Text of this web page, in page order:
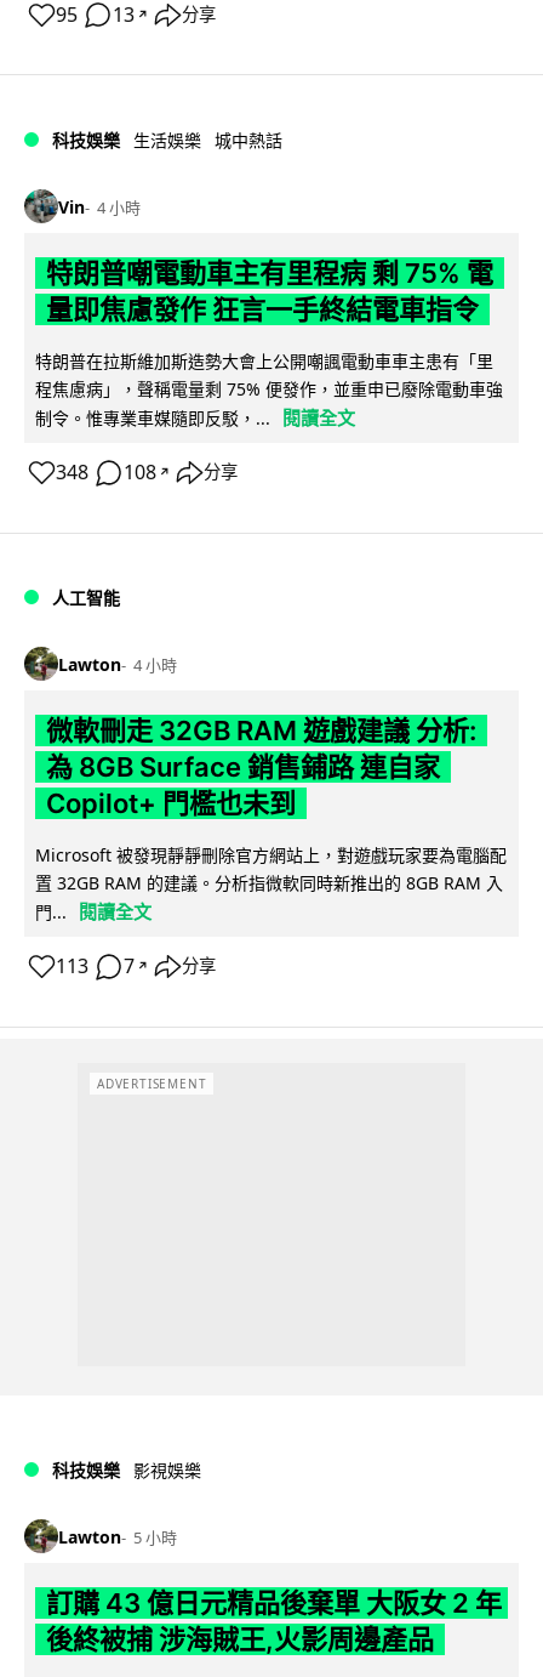
95 13 ↗ 分享
科技娛樂 生活娛樂 城中熱話
Vin 4 小時
特朗普嘲電動車主有里程病 剩 75% 電
量即焦慮發作 狂言一手終結電車指令
特朗普在拉斯維加斯造勢大會上公開嘲諷電動車車主患有「里
程焦慮病」，聲稱電量剩 75% 便發作，並重申已廢除電動車強
制令。惟專業車媒隨即反駁，...
閱讀全文
348 108 ↗ 分享
人工智能
Lawton 4 小時
微軟刪走 32GB RAM 遊戲建議 分析:
為 8GB Surface 銷售鋪路 連自家
Copilot+ 門檻也未到
Microsoft 被發現靜靜刪除官方網站上，對遊戲玩家要為電腦配
置 32GB RAM 的建議。分析指微軟同時新推出的 8GB RAM 入
門...
閱讀全文
113 7 ↗ 分享
ADVERTISEMENT
科技娛樂 影視娛樂
Lawton 5 小時
訂購 43 億日元精品後棄單 大阪女 2 年
後終被捕 涉海賊王,火影周邊產品